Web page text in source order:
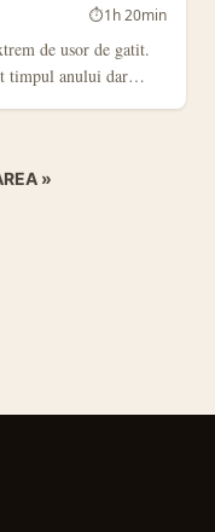
⏱1h 20min
de usor de gatit.
timpul anului dar…
»